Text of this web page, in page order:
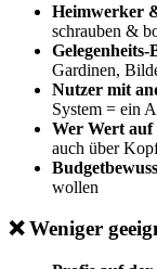
Heimwerker
schrauben &
Gardinen,
Nutzer mit
System = ein
Wer Wert auf
auch über
wollen
❌ Weniger